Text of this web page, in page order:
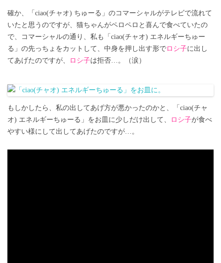
確か、「ciao(チャオ) ちゅーる」のコマーシャルがテレビで流れて
いたと思うのですが、猫ちゃんがペロペロと喜んで食べていたの
で、コマーシャルの通り、私も「ciao(チャオ) エネルギーちゅー
る」の先っちょをカットして、中身を押し出す形でロシ子に出し
てあげたのですが、
ロシ子は拒否…。（涙）
もしかしたら、私の出してあげ方が悪かったのかと、「ciao(チャ
オ) エネルギーちゅーる」をお皿に少しだけ出して、
ロシ子が食べ
やすい様にして出してあげたのですが…。